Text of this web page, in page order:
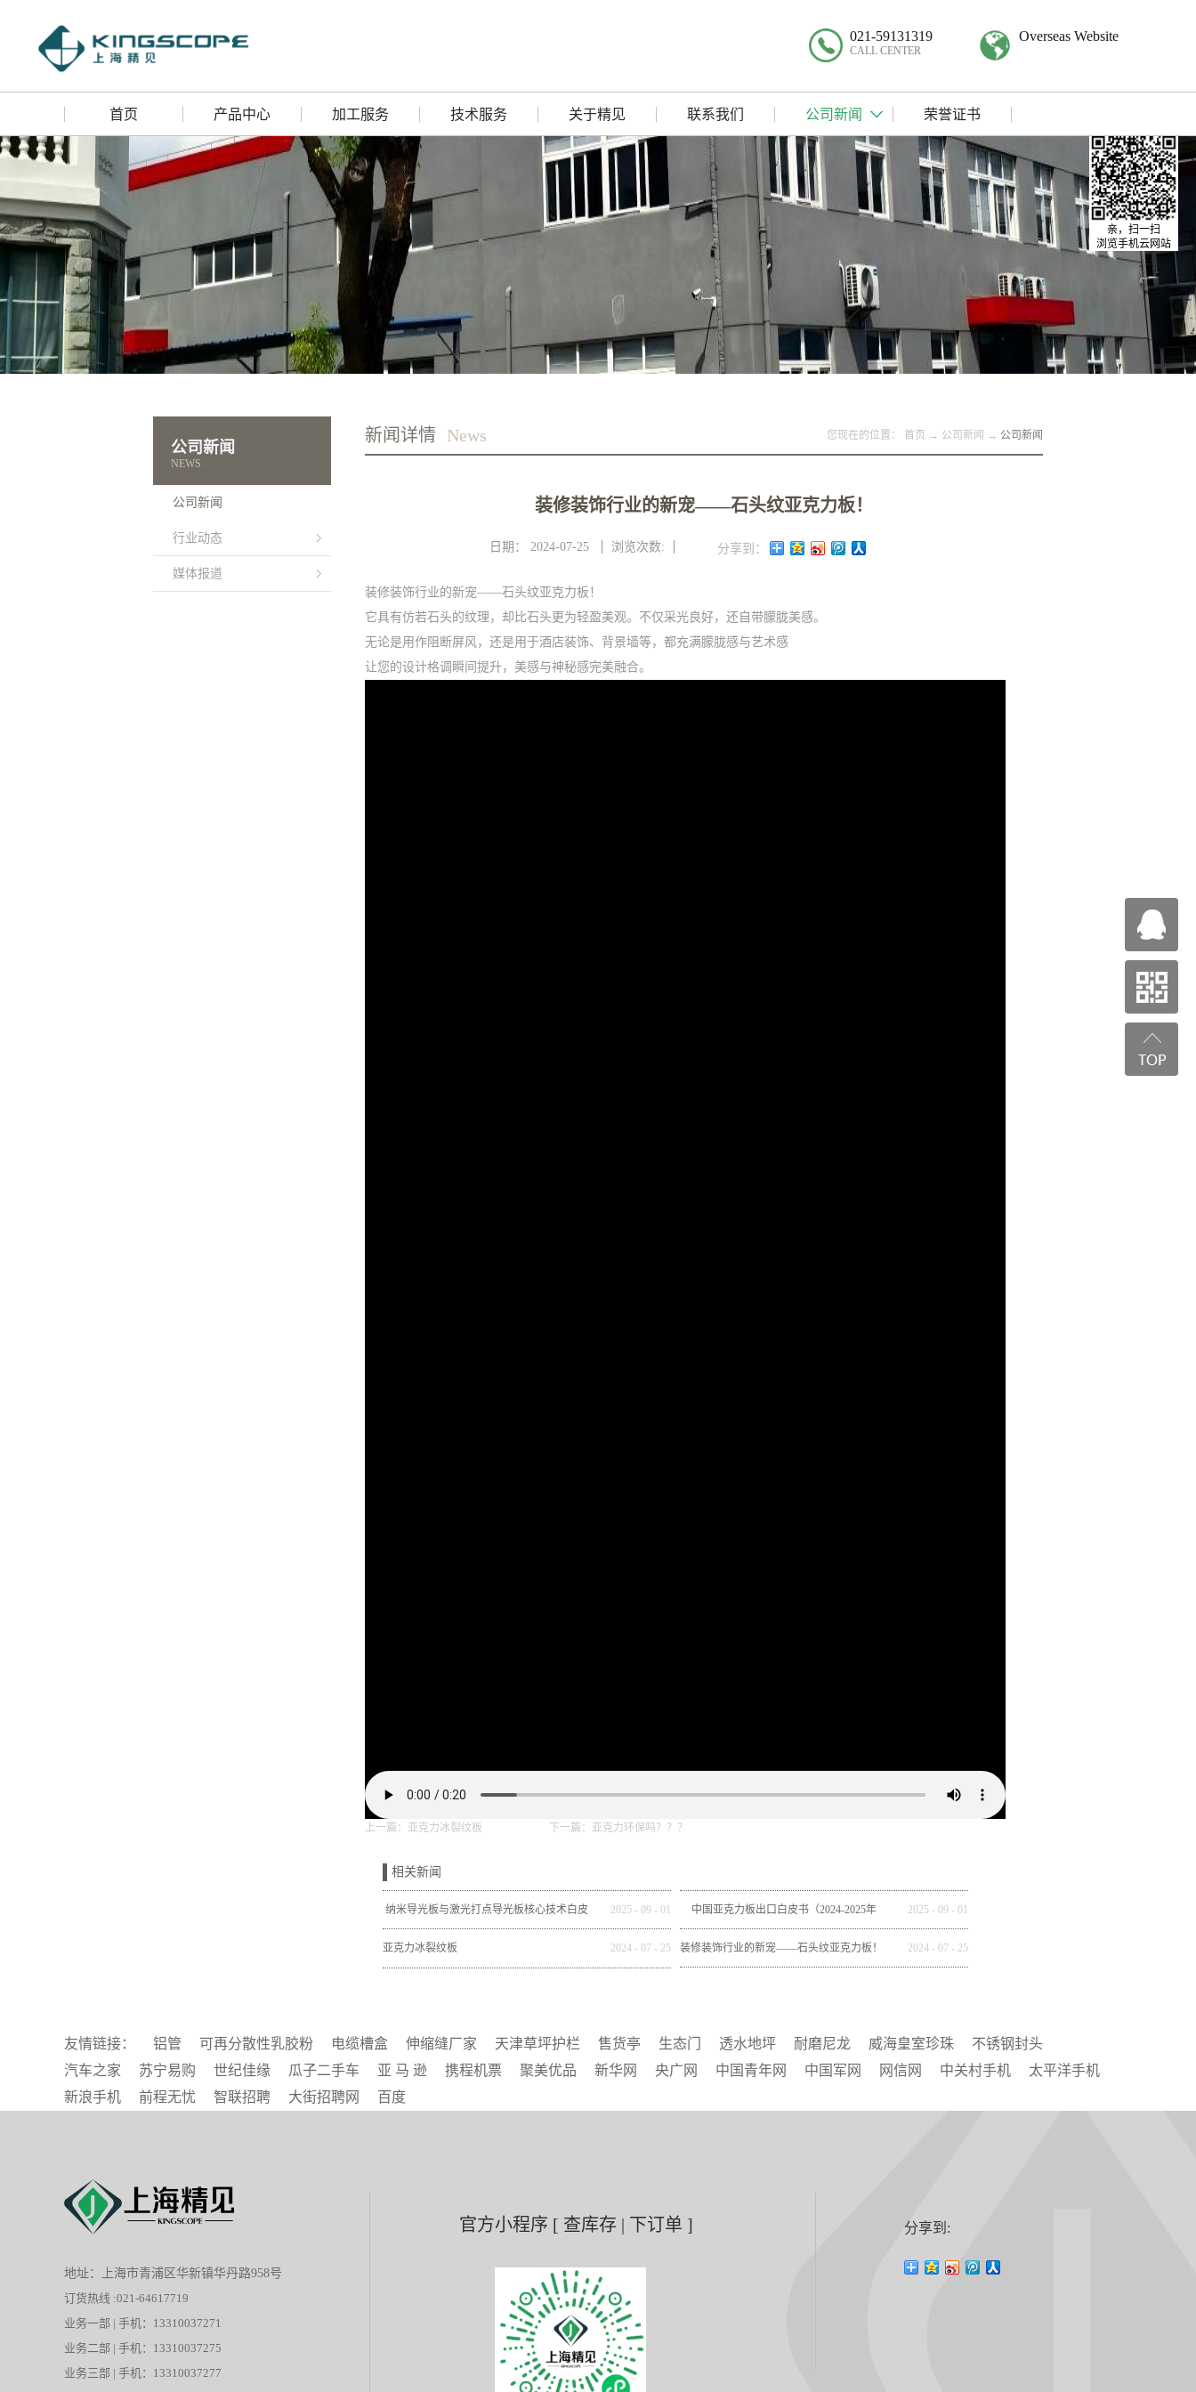
021-59131319
CALL CENTER
Overseas Website
首页 产品中心 加工服务 技术服务 关于精见 联系我们 公司新闻 荣誉证书
公司新闻
NEWS
公司新闻
行业动态
媒体报道
News
新闻详情 您现在的位置： 首页 → 公司新闻 → 公司新闻
装修装饰行业的新宠——石头纹亚克力板！
日期： 2024-07-25 浏览次数:
装修装饰行业的新宠——石头纹亚克力板！
它具有仿若石头的纹理，却比石头更为轻盈美观。不仅采光良好，还自带朦胧美感。
无论是用作阻断屏风，还是用于酒店装饰、背景墙等，都充满朦胧感与艺术感
让您的设计格调瞬间提升，美感与神秘感完美融合。
上一篇： 亚克力冰裂纹板 下一篇： 亚克力环保吗？？？
相关新闻
纳米导光板与激光打点导光板核心技术白皮 2025 - 09 - 01 中国亚克力板出口白皮书（2024-2025年
度）：韧性增长与全球市场重构
2025 - 09 - 01
亚克力冰裂纹板 2024 - 07 - 25 装修装饰行业的新宠——石头纹亚克力板！ 2024 - 07 - 25
分享到：
友情链接： 铝管 可再分散性乳胶粉 电缆槽盒 伸缩缝厂家 天津草坪护栏 售货亭 生态门 透水地坪 耐磨尼龙 威海皇室珍珠
不锈钢封头
汽车之家
苏宁易购 世纪佳缘 瓜子二手车 亚 马 逊 携程机票 聚美优品 新华网 央广网 中国青年网 中国军网 网信网 中关村手机
太平洋手机
新浪手机
前程无忧 智联招聘 大街招聘网 百度
地址：上海市青浦区华新镇华丹路958号
订货热线 :021-64617719
业务一部 | 手机：13310037271
业务二部 | 手机：13310037275
业务三部 | 手机：13310037277
官方小程序 [ 查库存 | 下订单 ] 分享到:
亲，扫一扫
浏览手机云网站